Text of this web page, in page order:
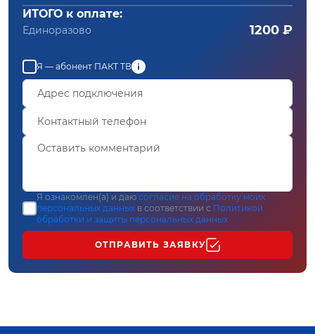
ИТОГО к оплате:
Единоразово 1200 ₽
Я — абонент ПАКТ ТВ
Я ознакомлен(а) и даю согласие на обработку моих
персональных данных в соответствии с Политикой
обработки и защиты персональных данных
ОТПРАВИТЬ ЗАЯВКУ